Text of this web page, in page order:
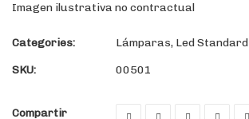
Imagen ilustrativa no contractual
Categories: Lámparas, Led Standard
SKU:
00501
Compartir